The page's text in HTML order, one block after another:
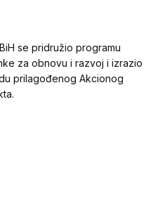
se pridružio programu
za obnovu i razvoj i izrazio
prilagođenog Akcionog